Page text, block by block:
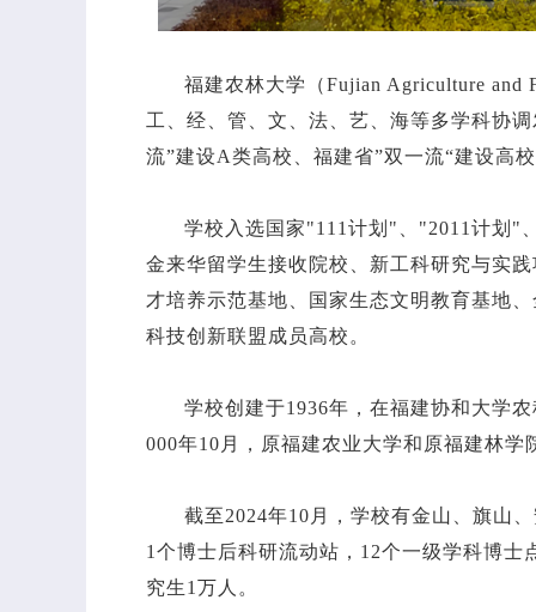
福建农林大学（Fujian Agriculture and
工、经、管、文、法、艺、海等多学科协
流”建设A类高校、福建省”双一流“建设高
学校入选国家"111计划"、"2011计划"
金来华留学生接收院校、新工科研究与实
才培养示范基地、国家生态文明教育基地
科技创新联盟成员高校。
学校创建于1936年，在福建协和大学
000年10月，原福建农业大学和原福建林
截至2024年10月，学校有金山、旗山
1个博士后科研流动站，12个一级学科博
究生1万人。